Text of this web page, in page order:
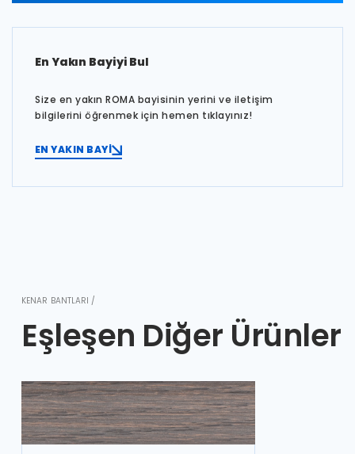
En Yakın Bayiyi Bul
Size en yakın ROMA bayisinin yerini ve iletişim
bilgilerini öğrenmek için hemen tıklayınız!
EN YAKIN BAYİ
KENAR BANTLARI /
Eşleşen Diğer Ürünler